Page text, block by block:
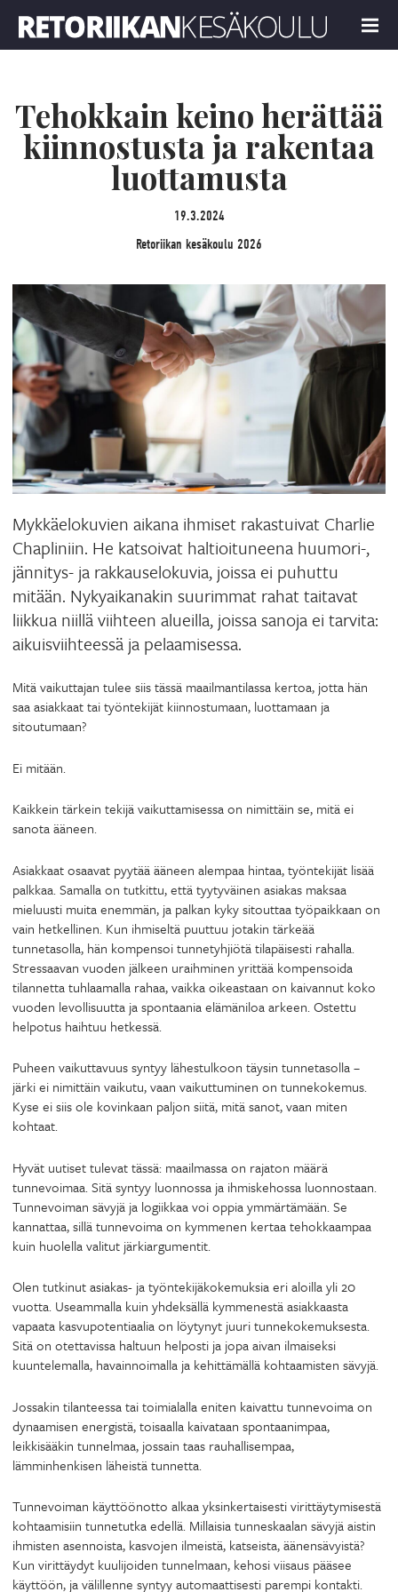
MENU
Tehokkain keino herättää
kiinnostusta ja rakentaa
luottamusta
19.3.2024
Retoriikan kesäkoulu 2026
Mykkäelokuvien aikana ihmiset rakastuivat Charlie
Chapliniin. He katsoivat haltioituneena huumori-,
jännitys- ja rakkauselokuvia, joissa ei puhuttu
mitään. Nykyaikanakin suurimmat rahat taitavat
liikkua niillä viihteen alueilla, joissa sanoja ei tarvita:
aikuisviihteessä ja pelaamisessa.
Mitä vaikuttajan tulee siis tässä maailmantilassa kertoa, jotta hän
saa asiakkaat tai työntekijät kiinnostumaan, luottamaan ja
sitoutumaan?
Ei mitään.
Kaikkein tärkein tekijä vaikuttamisessa on nimittäin se, mitä ei
sanota ääneen.
Asiakkaat osaavat pyytää ääneen alempaa hintaa, työntekijät lisää
palkkaa. Samalla on tutkittu, että tyytyväinen asiakas maksaa
mieluusti muita enemmän, ja palkan kyky sitouttaa työpaikkaan on
vain hetkellinen. Kun ihmiseltä puuttuu jotakin tärkeää
tunnetasolla, hän kompensoi tunnetyhjiötä tilapäisesti rahalla.
Stressaavan vuoden jälkeen uraihminen yrittää kompensoida
tilannetta tuhlaamalla rahaa, vaikka oikeastaan on kaivannut koko
vuoden levollisuutta ja spontaania elämäniloa arkeen. Ostettu
helpotus haihtuu hetkessä.
Puheen vaikuttavuus syntyy lähestulkoon täysin tunnetasolla –
järki ei nimittäin vaikutu, vaan vaikuttuminen on tunnekokemus.
Kyse ei siis ole kovinkaan paljon siitä, mitä sanot, vaan miten
kohtaat.
Hyvät uutiset tulevat tässä: maailmassa on rajaton määrä
tunnevoimaa. Sitä syntyy luonnossa ja ihmiskehossa luonnostaan.
Tunnevoiman sävyjä ja logiikkaa voi oppia ymmärtämään. Se
kannattaa, sillä tunnevoima on kymmenen kertaa tehokkaampaa
kuin huolella valitut järkiargumentit.
Olen tutkinut asiakas- ja työntekijäkokemuksia eri aloilla yli 20
vuotta. Useammalla kuin yhdeksällä kymmenestä asiakkaasta
vapaata kasvupotentiaalia on löytynyt juuri tunnekokemuksesta.
Sitä on otettavissa haltuun helposti ja jopa aivan ilmaiseksi
kuuntelemalla, havainnoimalla ja kehittämällä kohtaamisten sävyjä.
Jossakin tilanteessa tai toimialalla eniten kaivattu tunnevoima on
dynaamisen energistä, toisaalla kaivataan spontaanimpaa,
leikkisääkin tunnelmaa, jossain taas rauhallisempaa,
lämminhenkisen läheistä tunnetta.
Tunnevoiman käyttöönotto alkaa yksinkertaisesti virittäytymisestä
kohtaamisiin tunnetutka edellä. Millaisia tunneskaalan sävyjä aistin
ihmisten asennoista, kasvojen ilmeistä, katseista, äänensävyistä?
Kun virittäydyt kuulijoiden tunnelmaan, kehosi viisaus pääsee
käyttöön, ja välillenne syntyy automaattisesti parempi kontakti.